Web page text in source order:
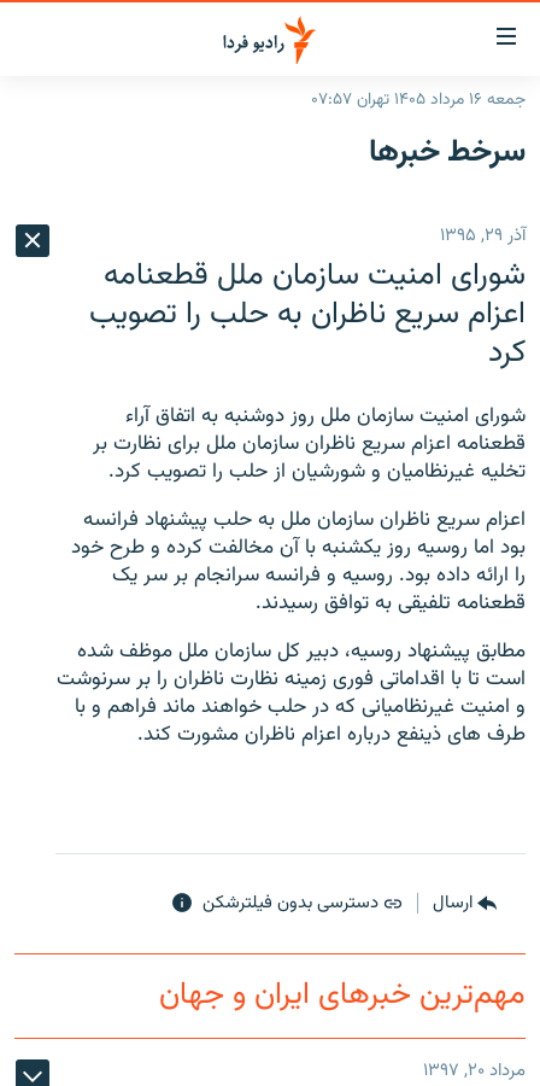
لینک‌های
قابلیت
دسترسی
بازگشت
اصلی
رفتن
صفحه
جستجو
ایران
رادیو
انتخاب کنید و بشنوید
برنامه‌های رادیویی
پادکست
چندرسانه‌ای
گزارش‌های ویدئویی
English
به ما بپیوندید
زبان‌های دیگر
جمعه ۱۶ مرداد ۱۴۰۵ تهران ۰۷:۵۷
سرخط‌ خبرها
آذر ۲۹, ۱۳۹۵
شورای امنیت سازمان ملل قطعنامه
اعزام سریع ناظران به حلب را تصویب
کرد
شورای امنیت سازمان ملل روز دوشنبه به اتفاق آراء
قطعنامه اعزام سریع ناظران سازمان ملل برای نظارت بر
تخلیه غیرنظامیان و شورشیان از حلب را تصویب کرد.
اعزام سریع ناظران سازمان ملل به حلب پیشنهاد فرانسه
بود اما روسیه روز یکشنبه با آن مخالفت کرده و طرح خود
را ارائه داده بود. روسیه و فرانسه سرانجام بر سر یک
قطعنامه تلفیقی به توافق رسیدند.
مطابق پیشنهاد روسیه، دبیر کل سازمان ملل موظف شده
است تا با اقداماتی فوری زمینه نظارت ناظران را بر سرنوشت
و امنیت غیرنظامیانی که در حلب خواهند ماند فراهم و با
طرف های ذینفع درباره اعزام ناظران مشورت کند.
ارسال دسترسی بدون فیلترشکن
مهم‌ترین خبرهای ایران و جهان
مرداد ۲۰, ۱۳۹۷